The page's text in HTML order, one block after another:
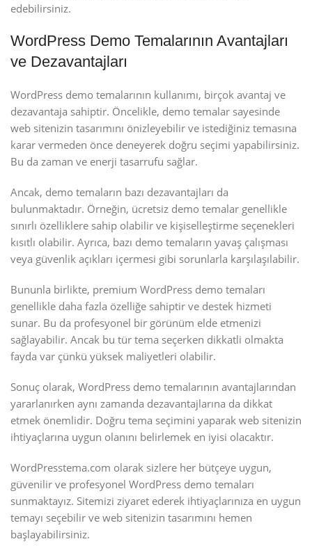
edebilirsiniz.
WordPress Demo Temalarının Avantajları
ve Dezavantajları
WordPress demo temalarının kullanımı, birçok avantaj ve
dezavantaja sahiptir. Öncelikle, demo temalar sayesinde
web sitenizin tasarımını önizleyebilir ve istediğiniz temasına
karar vermeden önce deneyerek doğru seçimi yapabilirsiniz.
Bu da zaman ve enerji tasarrufu sağlar.
Ancak, demo temaların bazı dezavantajları da
bulunmaktadır. Örneğin, ücretsiz demo temalar genellikle
sınırlı özelliklere sahip olabilir ve kişiselleştirme seçenekleri
kısıtlı olabilir. Ayrıca, bazı demo temaların yavaş çalışması
veya güvenlik açıkları içermesi gibi sorunlarla karşılaşılabilir.
Bununla birlikte, premium WordPress demo temaları
genellikle daha fazla özelliğe sahiptir ve destek hizmeti
sunar. Bu da profesyonel bir görünüm elde etmenizi
sağlayabilir. Ancak bu tür tema seçerken dikkatli olmakta
fayda var çünkü yüksek maliyetleri olabilir.
Sonuç olarak, WordPress demo temalarının avantajlarından
yararlanırken aynı zamanda dezavantajlarına da dikkat
etmek önemlidir. Doğru tema seçimini yaparak web sitenizin
ihtiyaçlarına uygun olanını belirlemek en iyisi olacaktır.
WordPresstema.com olarak sizlere her bütçeye uygun,
güvenilir ve profesyonel WordPress demo temaları
sunmaktayız. Sitemizi ziyaret ederek ihtiyaçlarınıza en uygun
temayı seçebilir ve web sitenizin tasarımını hemen
başlayabilirsiniz.